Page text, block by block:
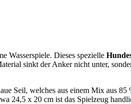
Wasserspiele. Dieses spezielle
sinkt der Anker nicht unter,
Seil, welches aus einem Mix aus
24,5 x 20 cm ist das Spielzeug